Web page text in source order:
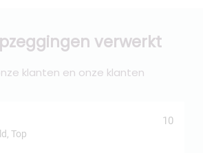
verwerkt
klanten en onze klanten
10
Top